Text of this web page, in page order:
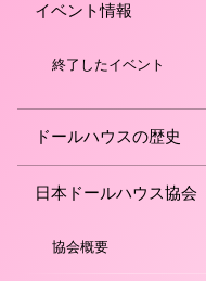
イベント情報
終了したイベント
ドールハウスの歴史
日本ドールハウス協会
協会概要